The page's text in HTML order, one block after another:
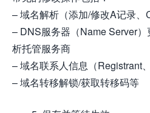
– 域名解析（添加/修改A记录、
– DNS服务器（Name Server
析托管服务商
– 域名联系人信息（Registrant
– 域名转移解锁/获取转移码等